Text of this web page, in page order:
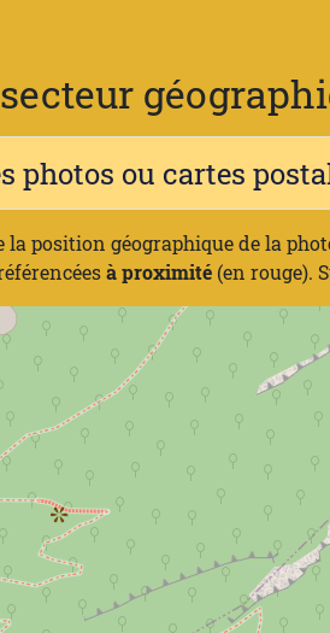
photos ou cartes
position géographique de la
à proximité (en rouge).